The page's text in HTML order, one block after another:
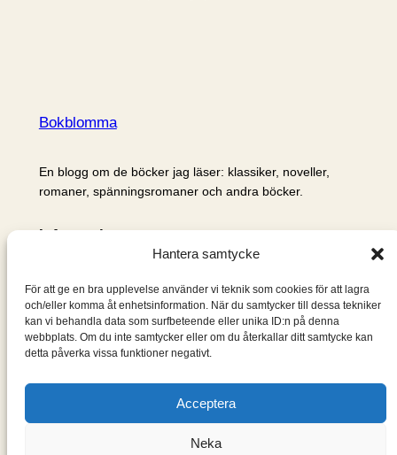
Hantera samtycke
För att ge en bra upplevelse använder vi teknik som cookies för att lagra
och/eller komma åt enhetsinformation. När du samtycker till dessa tekniker
kan vi behandla data som surfbeteende eller unika ID:n på denna
webbplats. Om du inte samtycker eller om du återkallar ditt samtycke kan
detta påverka vissa funktioner negativt.
Acceptera
Neka
Bokblomma
En blogg om de böcker jag läser: klassiker, noveller,
romaner, spänningsromaner och andra böcker.
Information
Om mig & om bloggen
S
ö
k